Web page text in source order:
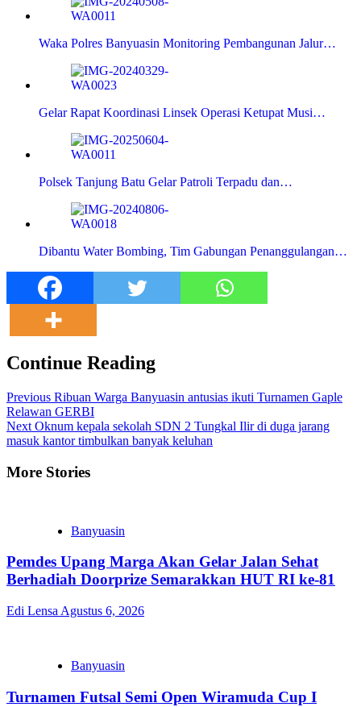
Waka Polres Banyuasin Monitoring Pembangunan Jalur…
Gelar Rapat Koordinasi Linsek Operasi Ketupat Musi…
Polsek Tanjung Batu Gelar Patroli Terpadu dan…
Dibantu Water Bombing, Tim Gabungan Penanggulangan…
Continue Reading
Previous Ribuan Warga Banyuasin antusias ikuti Turnamen Gaple
Relawan GERBI
Next Oknum kepala sekolah SDN 2 Tungkal Ilir di duga jarang
masuk kantor timbulkan banyak keluhan
More Stories
Banyuasin
Pemdes Upang Marga Akan Gelar Jalan Sehat
Berhadiah Doorprize Semarakkan HUT RI ke-81
Edi Lensa Agustus 6, 2026
Banyuasin
Turnamen Futsal Semi Open Wiramuda Cup I